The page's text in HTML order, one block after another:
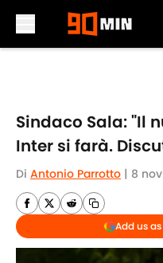
Sindaco Sala: "Il
Inter si farà.
Di Antonio Parrotto | 8 nov
Add us